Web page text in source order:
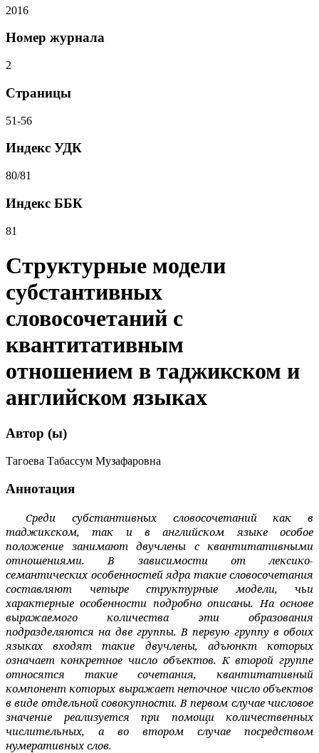
2016
Номер журнала
2
Страницы
51-56
Индекс УДК
80/81
Индекс ББК
81
Структурные модели
субстантивных
словосочетаний с
квантитативным
отношением в таджикском и
английском языках
Автор (ы)
Тагоева Табассум Музафаровна
Аннотация
Среди субстантивных словосочетаний как в
таджикском, так и в английском языке особое
положение занимают двучлены с квантитативными
отношениями. В зависи­мости от лексико-
семантических особенностей ядра такие словосочетания
составляют четыре структурные модели, чьи
характерные особенности подробно описаны. На основе
выражаемого количества эти образования
подразделяются на две группы. В первую группу в обоих
языках входят такие двучлены, адъюнкт которых
означает конкретное число объектов. К второй группе
относятся такие сочетания, квантитативный
компонент которых выражает неточное число объектов
в виде отдельной совокупности. В первом случае числовое
значение реализуется при помощи количественных
числительных, а во втором случае посредством
нумеративных слов.